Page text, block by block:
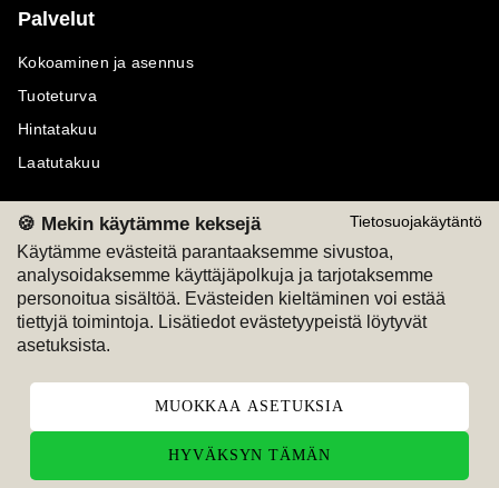
Tietosuojakäytäntö
🍪 Mekin käytämme keksejä
Käytämme evästeitä parantaaksemme sivustoa,
analysoidaksemme käyttäjäpolkuja ja tarjotaksemme
personoitua sisältöä. Evästeiden kieltäminen voi estää
tiettyjä toimintoja. Lisätiedot evästetyypeistä löytyvät
asetuksista.
MUOKKAA ASETUKSIA
HYVÄKSYN TÄMÄN
Palvelut
Kokoaminen ja asennus
Tuoteturva
Hintatakuu
Laatutakuu
Maksutavat
M
Seuraa meitä